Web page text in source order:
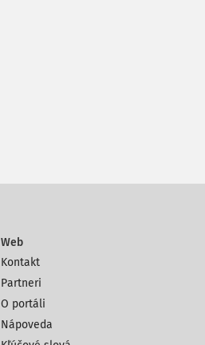
Web
Kontakt
Partneri
O portáli
Nápoveda